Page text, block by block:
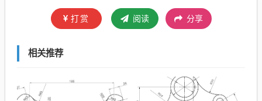
打赏 阅读 分享
相关推荐